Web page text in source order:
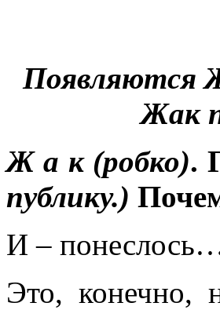
Появляются
Жак
Ж а к (робко).
публику.)
И –
Это, конечно,